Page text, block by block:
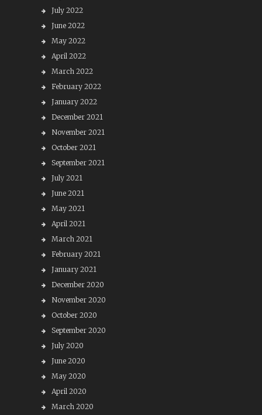
July 2022
June 2022
May 2022
April 2022
March 2022
February 2022
January 2022
December 2021
November 2021
October 2021
September 2021
July 2021
June 2021
May 2021
April 2021
March 2021
February 2021
January 2021
December 2020
November 2020
October 2020
September 2020
July 2020
June 2020
May 2020
April 2020
March 2020